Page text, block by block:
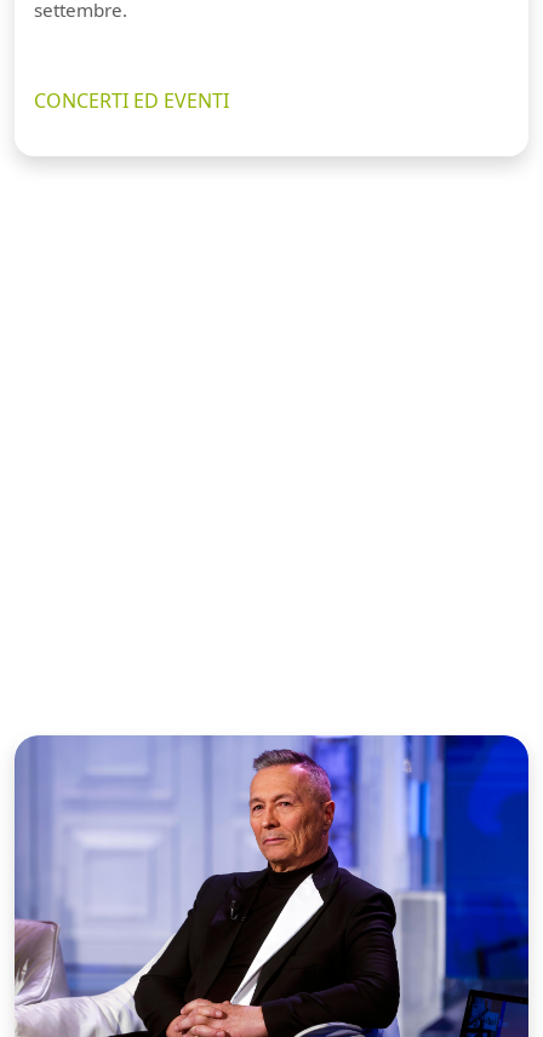
settembre.
CONCERTI ED EVENTI